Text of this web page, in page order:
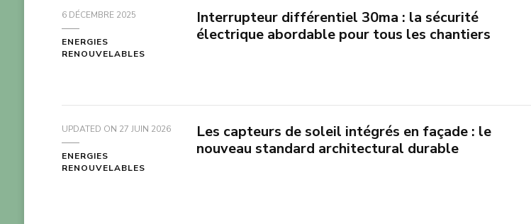
6 DÉCEMBRE 2025
ENERGIES
RENOUVELABLES
Interrupteur différentiel 30ma : la sécurité
électrique abordable pour tous les chantiers
UPDATED ON 27 JUIN 2026
ENERGIES
RENOUVELABLES
Les capteurs de soleil intégrés en façade : le
nouveau standard architectural durable